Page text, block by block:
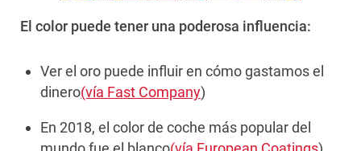
El color puede tener una poderosa influencia:
Ver el oro puede influir en cómo gastamos el
dinero(vía Fast Company)
En 2018, el color de coche más popular del